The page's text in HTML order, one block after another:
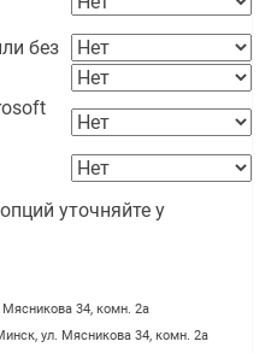
без
уточняйте у
34, комн. 2а
ул. Мясникова 34, комн. 2а